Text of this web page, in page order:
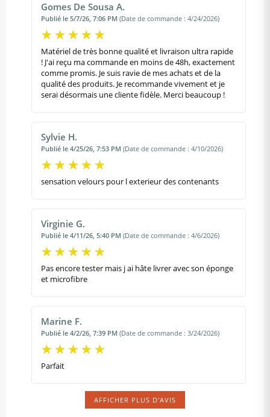
Gomes De Sousa A.
Publié le 5/7/26, 7:06 PM (Date de commande : 4/24/2026)
Matériel de très bonne qualité et livraison ultra rapide
! J'ai reçu ma commande en moins de 48h, exactement
comme promis. Je suis ravie de mes achats et de la
qualité des produits. Je recommande vivement et je
serai désormais une cliente fidèle. Merci beaucoup !
Sylvie H.
Publié le 4/25/26, 7:53 PM (Date de commande : 4/10/2026)
sensation velours pour l exterieur des contenants
Virginie G.
Publié le 4/11/26, 5:40 PM (Date de commande : 4/6/2026)
Pas encore tester mais j ai hâte livrer avec son éponge
et microfibre
Marine F.
Publié le 4/2/26, 7:39 PM (Date de commande : 3/24/2026)
Parfait
AFFICHER PLUS D'AVIS